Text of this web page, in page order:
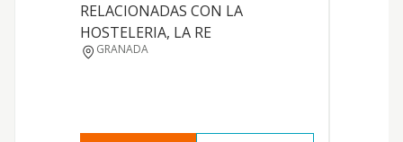
RELACIONADAS CON LA
HOSTELERIA, LA RE
GRANADA